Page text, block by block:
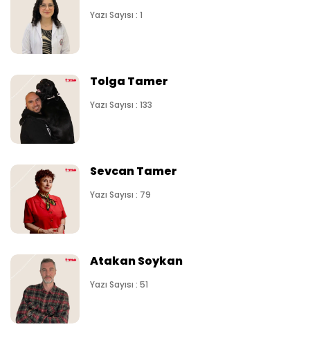
Yazı Sayısı : 1
Tolga Tamer
Yazı Sayısı : 133
Sevcan Tamer
Yazı Sayısı : 79
Atakan Soykan
Yazı Sayısı : 51